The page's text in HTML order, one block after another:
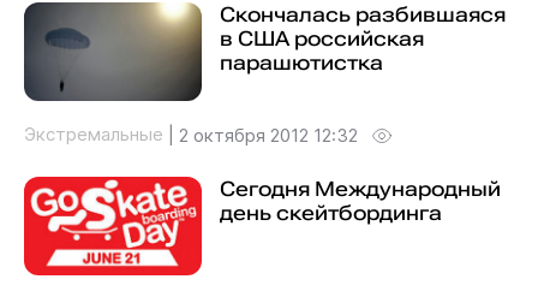
Скончалась разбившаяся
в США российская
парашютистка
Экстремальные 2 октября 2012 12:32
Сегодня Международный
день скейтбординга